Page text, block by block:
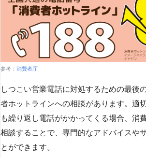
参考： 消費者庁
しつこい営業電話に対処するための最後
者ホットラインへの相談があります。適
も繰り返し電話がかかってくる場合、消
相談することで、専門的なアドバイスや
とができます​​。